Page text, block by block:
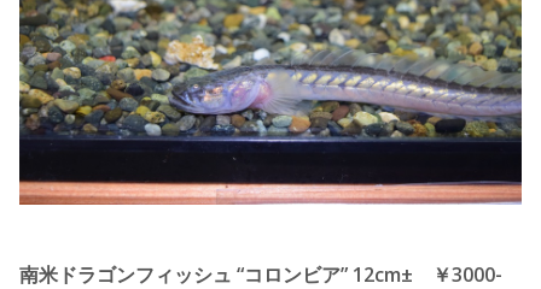
南米ドラゴンフィッシュ “コロンビア” 12cm± ￥3000-